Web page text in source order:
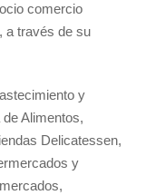
comercio
a través de su
y
Alimentos,
Delicatessen,
y